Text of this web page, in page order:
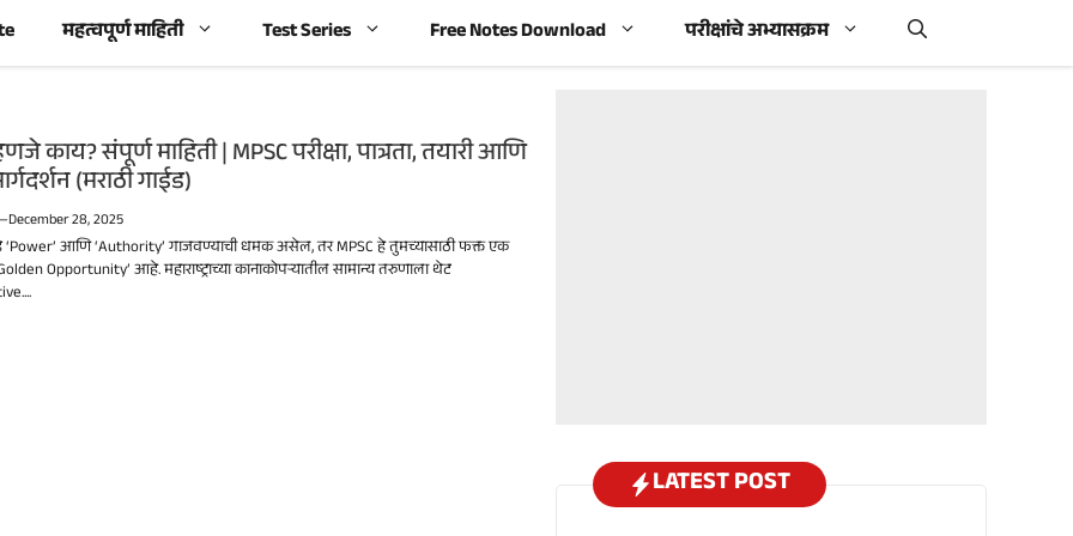
महत्वपूर्ण माहिती Test Series Free Notes Download परीक्षांचे अभ्यासक्रम
काय? संपूर्ण माहिती | MPSC परीक्षा, पात्रता, तयारी आणि
(मराठी गाईड)
December 28, 2025
आणि ‘Authority’ गाजवण्याची धमक असेल, तर MPSC हे तुमच्यासाठी फक्त एक
Opportunity’ आहे. महाराष्ट्राच्या कानाकोपऱ्यातील सामान्य तरुणाला थेट
LATEST POST